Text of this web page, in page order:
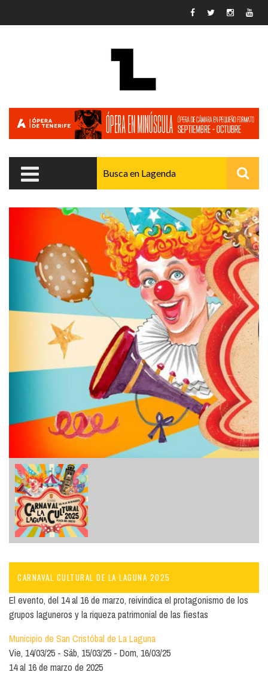
CARNAVAL CULTURAL DE LA LAGUNA 2025
El evento, del 14 al 16 de marzo, reivindica el protagonismo de los
grupos laguneros y la riqueza patrimonial de las fiestas
Municipio de San Cristóbal de La Laguna
Vie, 14/03/25
Sáb, 15/03/25
Dom, 16/03/25
14 al 16 de marzo de 2025